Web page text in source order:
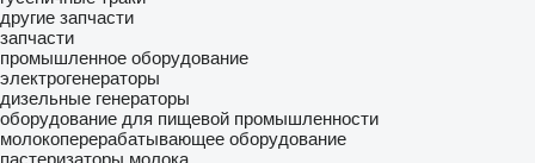
другие запчасти
запчасти
промышленное оборудование
электрогенераторы
дизельные генераторы
оборудование для пищевой промышленности
молокоперерабатывающее оборудование